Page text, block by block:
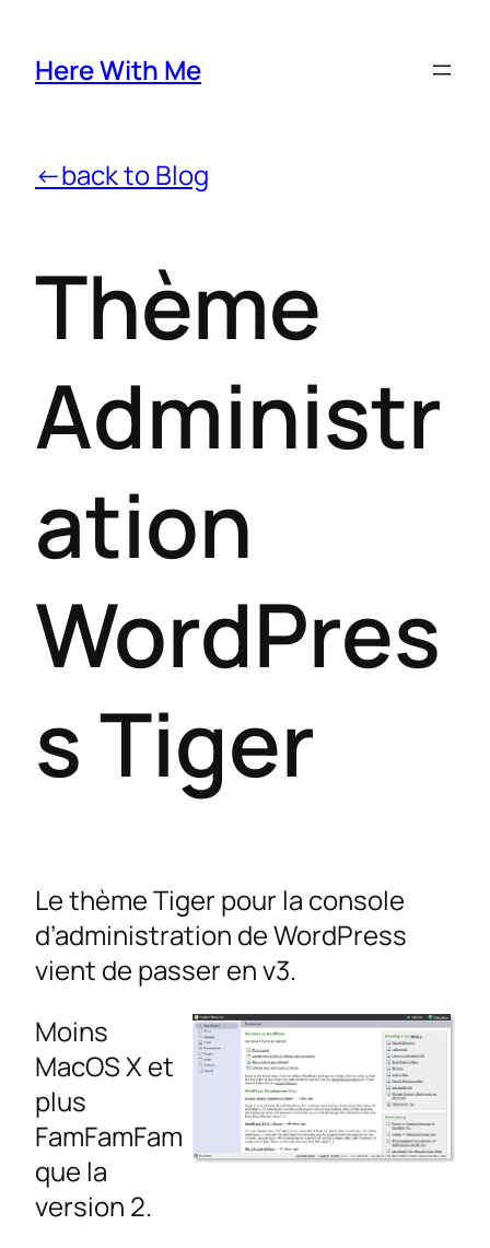
Here With Me
←back to Blog
Thème
Administr
ation
WordPres
s Tiger
Le thème Tiger pour la console
d’administration de WordPress
vient de passer en v3.
Moins
MacOS X et
plus
FamFamFam
que la
version 2.